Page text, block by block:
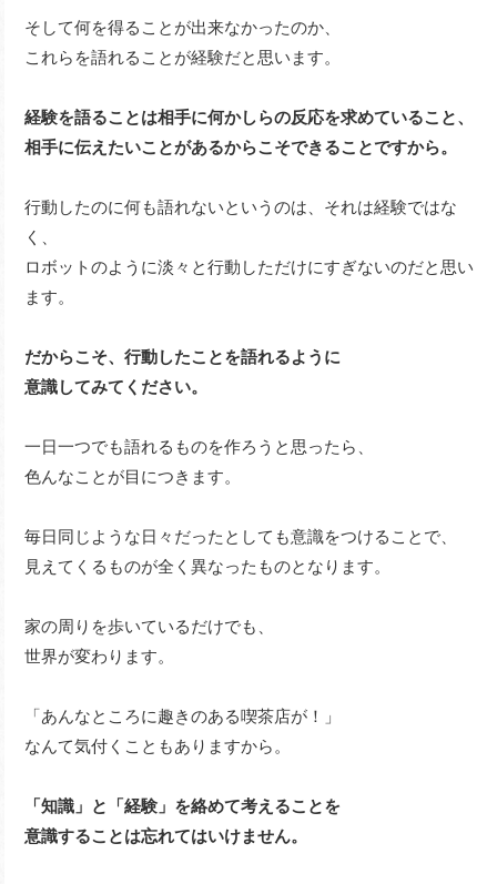
そして何を得ることが出来なかったのか、
これらを語れることが経験だと思います。
経験を語ることは相手に何かしらの反応を求めていること、
相手に伝えたいことがあるからこそできることですから。
行動したのに何も語れないというのは、それは経験ではな
く、
ロボットのように淡々と行動しただけにすぎないのだと思い
ます。
だからこそ、行動したことを語れるように
意識してみてください。
一日一つでも語れるものを作ろうと思ったら、
色んなことが目につきます。
毎日同じような日々だったとしても意識をつけることで、
見えてくるものが全く異なったものとなります。
家の周りを歩いているだけでも、
世界が変わります。
「あんなところに趣きのある喫茶店が！」
なんて気付くこともありますから。
「知識」と「経験」を絡めて考えることを
意識することは忘れてはいけません。